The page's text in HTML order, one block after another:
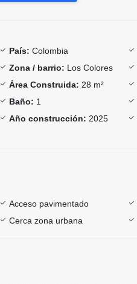
País: Colombia
Zona / barrio: Los Colores
Área Construida: 28 m²
Baño: 1
Año construcción: 2025
Acceso pavimentado
Cerca zona urbana